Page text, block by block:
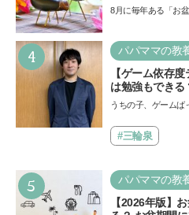
8月に毎年ある「お
盆…
4 パパママの教
【ゲーム依存
は勉強もできる
師・阿部智史さ
うちの子、ゲームば
も…
#三輪泉
5 パパママの教
【2026年版】